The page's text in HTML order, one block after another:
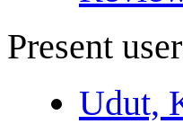
Present
Udut,